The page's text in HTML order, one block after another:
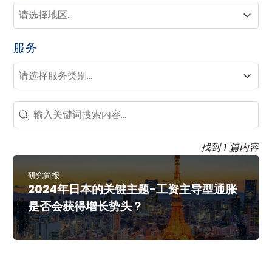
地区
地区
地区
服务
服务
服务
服务
Search - Resource Hub
Search content
找到 1 篇内容
研究简报
2024年日本的关键主题-工资主导型通胀
是否会获得增长势头？